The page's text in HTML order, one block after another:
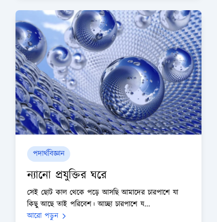
পদার্থবিজ্ঞান
ন্যানো প্রযুক্তির ঘরে
সেই ছোট কাল থেকে পড়ে আসছি আমাদের চারপাশে যা
কিছু আছে তাই পরিবেশ। আচ্ছা চারপাশে য...
আরো পড়ুন